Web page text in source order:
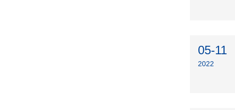
05-11
2022